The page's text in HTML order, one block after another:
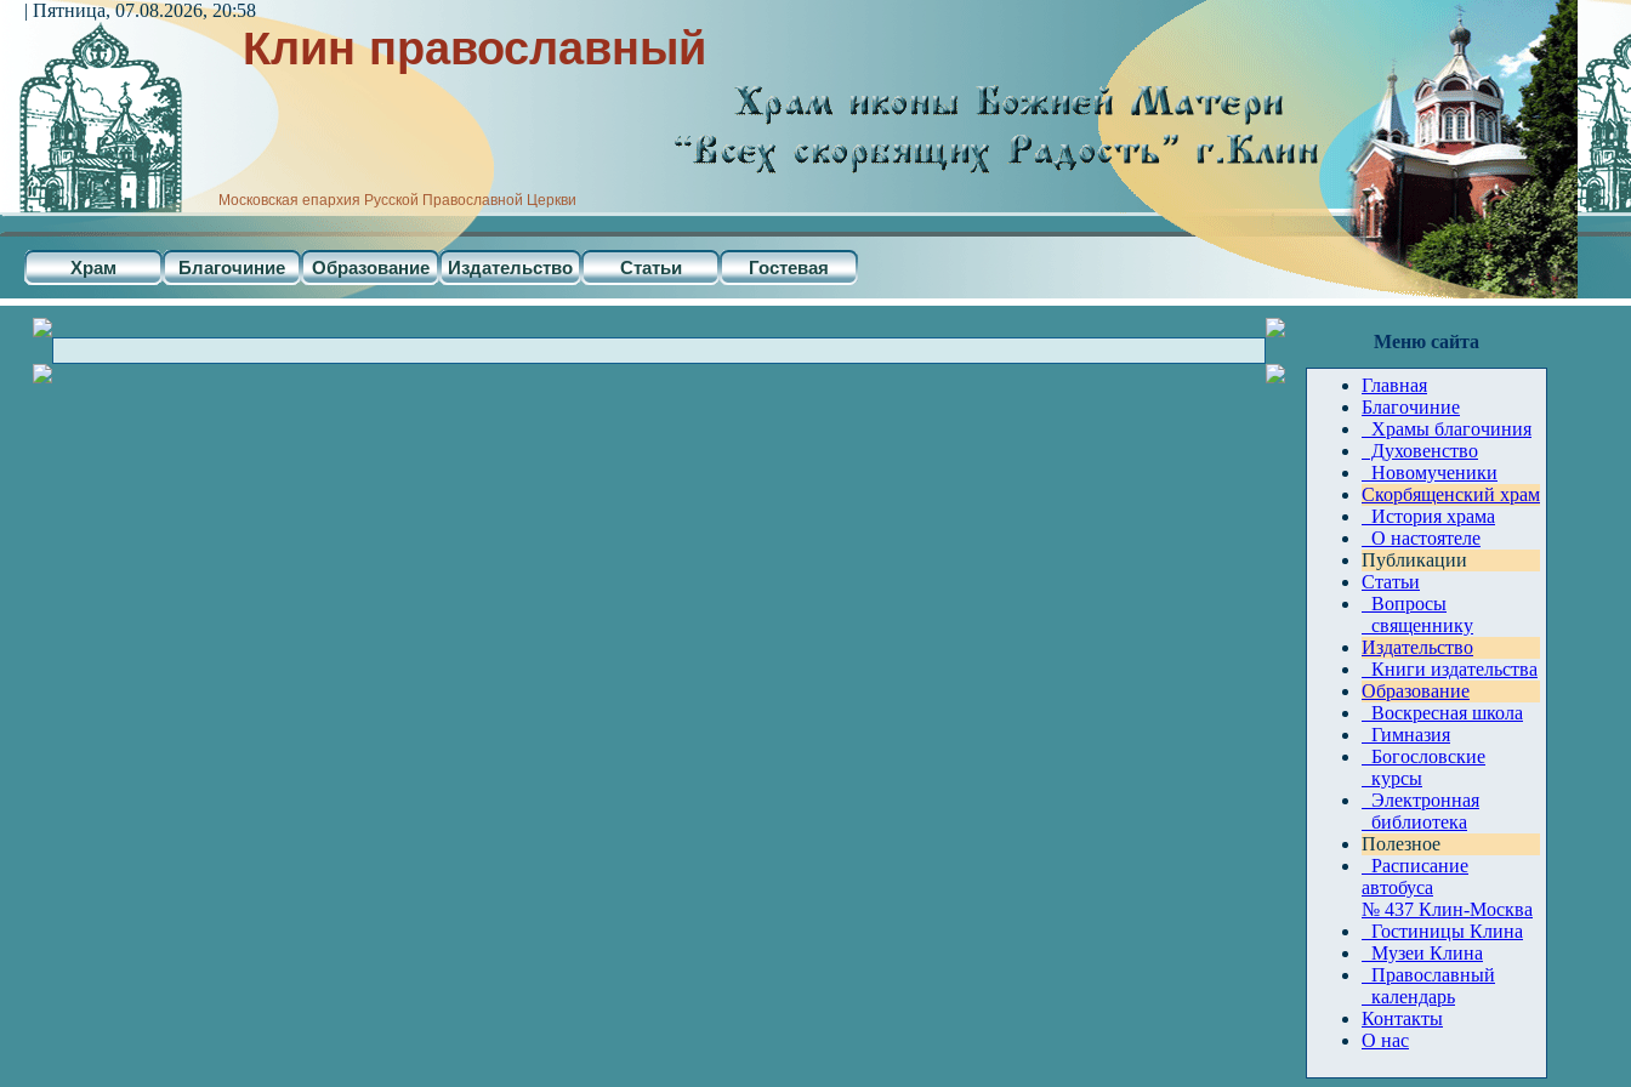
Клин православный
Московская епархия Русской Православной Церкви
Храм Благочиние Образование Издательство Статьи Гостевая
| Пятница, 07.08.2026, 20:58
Меню сайта
Главная
Благочиние
Храмы благочиния
Духовенство
Новомученики
Скорбященский храм
История храма
О настоятеле
Публикации
Статьи
Вопросы
священнику
Издательство
Книги издательства
Образование
Воскресная школа
Гимназия
Богословские
курсы
Электронная
библиотека
Полезное
Расписание
автобуса
№ 437 Клин-Москва
Гостиницы Клина
Музеи Клина
Православный
календарь
Контакты
О нас